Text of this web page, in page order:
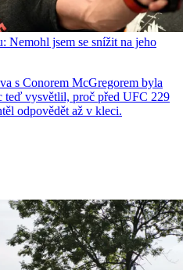
jsem se snížit na jeho
s Conorem McGregorem byla
teď vysvětlil, proč před UFC 229
odpovědět až v kleci.